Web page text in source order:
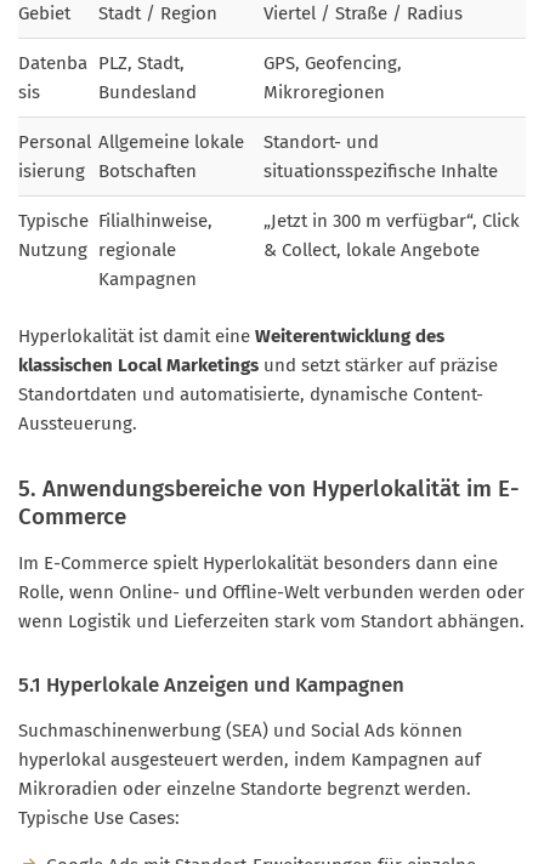
Gebiet
Stadt / Region Viertel / Straße / Radius
Datenba
sis
PLZ, Stadt,
Bundesland
GPS, Geofencing,
Mikroregionen
Personal
isierung
Allgemeine lokale
Botschaften
Standort- und
situationsspezifische Inhalte
Typische
Nutzung
Filialhinweise,
regionale
Kampagnen
„Jetzt in 300 m verfügbar“, Click
& Collect, lokale Angebote
Hyperlokalität ist damit eine Weiterentwicklung des
klassischen Local Marketings und setzt stärker auf präzise
Standortdaten und automatisierte, dynamische Content-
Aussteuerung.
5. Anwendungsbereiche von Hyperlokalität im E-
Commerce
Im E-Commerce spielt Hyperlokalität besonders dann eine
Rolle, wenn Online- und Offline-Welt verbunden werden oder
wenn Logistik und Lieferzeiten stark vom Standort abhängen.
5.1 Hyperlokale Anzeigen und Kampagnen
Suchmaschinenwerbung (SEA) und Social Ads können
hyperlokal ausgesteuert werden, indem Kampagnen auf
Mikroradien oder einzelne Standorte begrenzt werden.
Typische Use Cases: